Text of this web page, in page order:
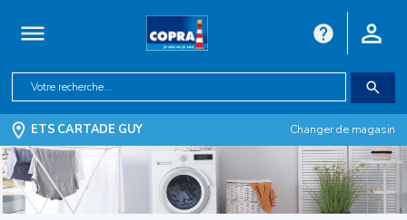
ETS CARTADE GUY Changer de magasin